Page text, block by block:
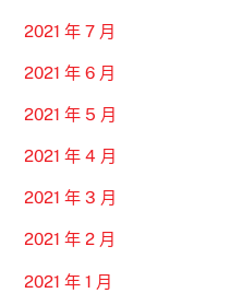
2021 年 7 月
2021 年 6 月
2021 年 5 月
2021 年 4 月
2021 年 3 月
2021 年 2 月
2021 年 1 月